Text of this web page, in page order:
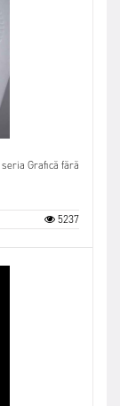
Grafică fără
5237